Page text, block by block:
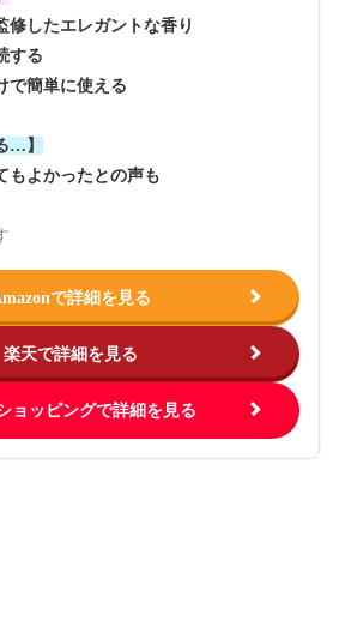
修したエレガントな香り
する
で簡単に使える
…】
もよかったとの声も
で詳細を見る
楽天で詳細を見る
ョッピングで詳細を見る